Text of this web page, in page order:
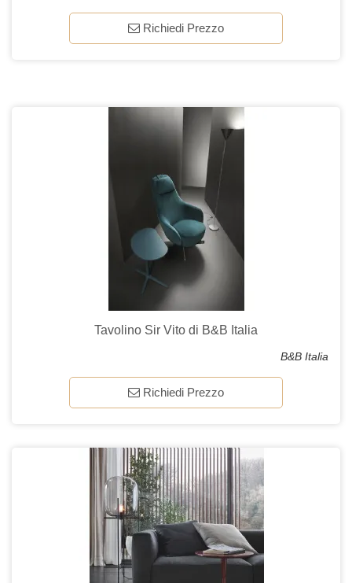
Richiedi Prezzo
Tavolino Sir Vito di B&B Italia
B&B Italia
Richiedi Prezzo